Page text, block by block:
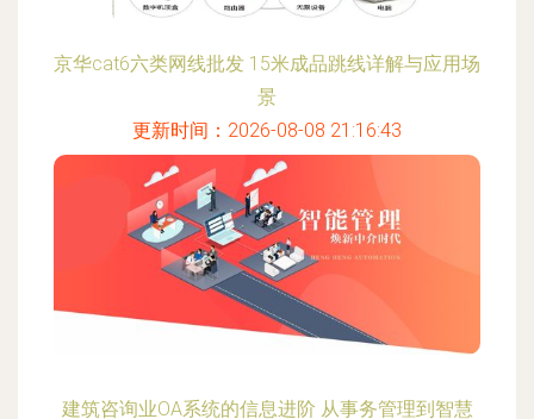
京华cat6六类网线批发 15米成品跳线详解与应用场
景
更新时间：2026-08-08 21:16:43
建筑咨询业OA系统的信息进阶 从事务管理到智慧